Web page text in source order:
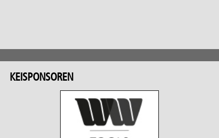
KEISPONSOREN